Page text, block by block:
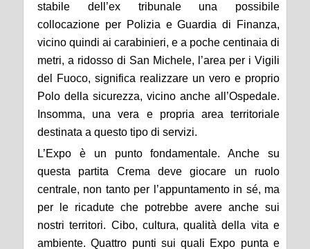
stabile dell’ex tribunale una possibile
collocazione per Polizia e Guardia di Finanza,
vicino quindi ai carabinieri, e a poche centinaia di
metri, a ridosso di San Michele, l’area per i Vigili
del Fuoco, significa realizzare un vero e proprio
Polo della sicurezza, vicino anche all’Ospedale.
Insomma, una vera e propria area territoriale
destinata a questo tipo di servizi.
L’Expo è un punto fondamentale. Anche su
questa partita Crema deve giocare un ruolo
centrale, non tanto per l’appuntamento in sé, ma
per le ricadute che potrebbe avere anche sui
nostri territori. Cibo, cultura, qualità della vita e
ambiente. Quattro punti sui quali Expo punta e